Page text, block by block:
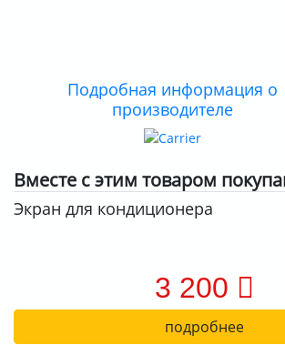
Подробная информация о
производителе
Вместе с этим товаром
Экран для кондиционера
3 200
подробнее